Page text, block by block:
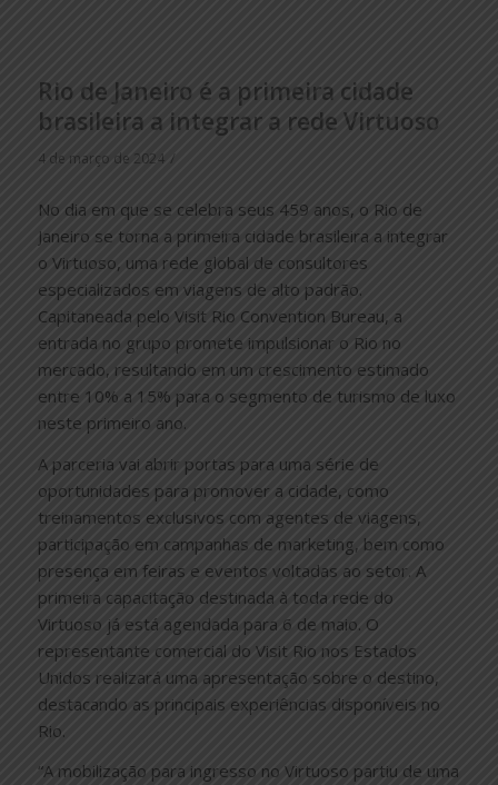
Rio de Janeiro é a primeira cidade
brasileira a integrar a rede Virtuoso
4 de março de 2024 /
No dia em que se celebra seus 459 anos, o Rio de
Janeiro se torna a primeira cidade brasileira a integrar
o Virtuoso, uma rede global de consultores
especializados em viagens de alto padrão.
Capitaneada pelo Visit Rio Convention Bureau, a
entrada no grupo promete impulsionar o Rio no
mercado, resultando em um crescimento estimado
entre 10% a 15% para o segmento de turismo de luxo
neste primeiro ano.
A parceria vai abrir portas para uma série de
oportunidades para promover a cidade, como
treinamentos exclusivos com agentes de viagens,
participação em campanhas de marketing, bem como
presença em feiras e eventos voltadas ao setor. A
primeira capacitação destinada à toda rede do
Virtuoso já está agendada para 6 de maio. O
representante comercial do Visit Rio nos Estados
Unidos realizará uma apresentação sobre o destino,
destacando as principais experiências disponíveis no
Rio.
“A mobilização para ingresso no Virtuoso partiu de uma